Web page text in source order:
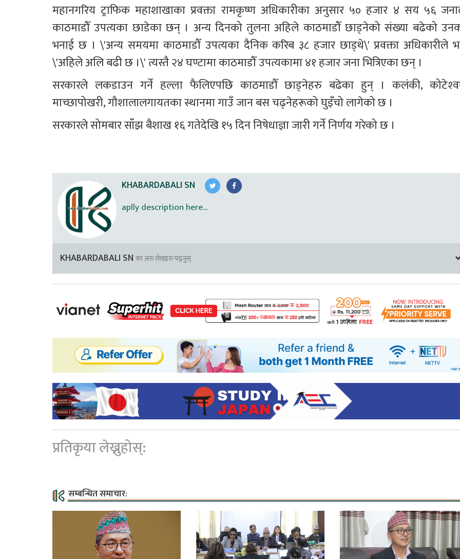
महानगरिय ट्राफिक महाशाखाका प्रवक्ता रामकृष्ण अधिकारीका अनुसार ५० हजार ४ सय ५६
काठमाडौँ उपत्यका छाडेका छन् । अन्य दिनको तुलना अहिले काठमाडौँ छाड्‍नेको संख्या बढेको
भनाई छ । \'अन्य समयमा काठमाडौँ उपत्यका दैनिक करिब ३८ हजार छाड्थे\' प्रवक्ता अधिकारीले
\'अहिले अलि बढी छ ।\' त्यस्तै २४ घण्टामा काठमाडौँ उपत्यकामा ४१ हजार जना भित्रिएका छन् ।
सरकारले लकडाउन गर्ने हल्ला फैलिएपछि काठमाडौँ छाड्‍नेहरु बढेका हुन् । कलंकी,
माच्छापोखरी, गौशालालगायतका स्थानमा गाउँ जान बस चढ्‍नेहरूको घुइँचो लागेको छ ।
सरकारले सोमबार साँझ बैशाख १६ गतेदेखि १५ दिन निषेधाज्ञा जारी गर्ने निर्णय गरेको छ ।
KHABARDABALI SN
aplly description here...
KHABARDABALI SN का अरु लेखहरु पढ्नुस्
प्रतिकृया लेख्नुहोस्:
सम्बन्धित समाचार: